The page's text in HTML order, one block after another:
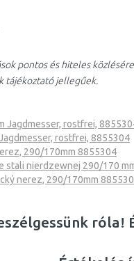
pontos és hiteles
tájékoztató jellegűek.
Jagdmesser, rostfrei,
rostfrei, 8855304
290/170mm 8855304
stali nierdzewnej 290/170
nerez, 290/170mm
róla!